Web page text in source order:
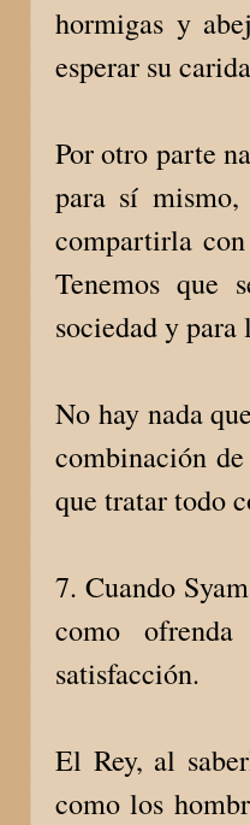
hormigas y
esperar su
Por otro parte
para sí
compartirla
Tenemos que
sociedad y para
No hay nada
combinación
que tratar todo
7. Cuando
como
satisfacción.
El Rey, al
como los